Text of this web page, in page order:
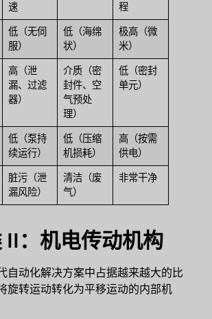
速
程
低（无伺
服）
低（海绵
状）
极高（微
米）
高（泄
漏、过滤
器）
介质（密
封件、空
气预处
理）
低（密封
单元）
低（泵持
续运行）
低（压缩
机损耗）
高（按需
供电）
脏污（泄
漏风险）
清洁（废
气）
非常干净
II：机电传动机构
自动化解决方案中占据越来越大的比
旋转运动转化为平移运动的内部机